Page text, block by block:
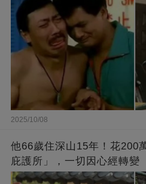
2025/10/08
他66歲住深山15年！花200
庇護所」，一切因心經轉變